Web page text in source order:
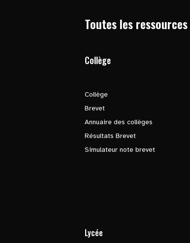
Toutes les
Collège
Collège
Brevet
Annuaire des collèges
Résultats Brevet
Simulateur note brevet
Lycée